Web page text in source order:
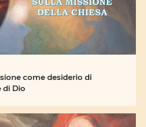
come desiderio di
di Dio